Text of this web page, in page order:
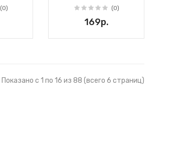
(0) (0)
169р.
Показано с 1 по 16 из 88 (всего 6 страниц)